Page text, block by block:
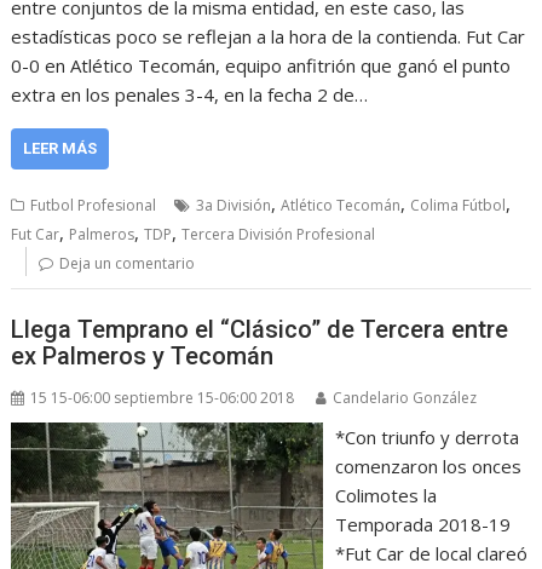
entre conjuntos de la misma entidad, en este caso, las
estadísticas poco se reflejan a la hora de la contienda. Fut Car
0-0 en Atlético Tecomán, equipo anfitrión que ganó el punto
extra en los penales 3-4, en la fecha 2 de…
LEER MÁS
Futbol Profesional 3a División,Atlético Tecomán, Colima Fútbol,
Fut Car, Palmeros,TDP,Tercera División Profesional
Deja un comentario
Llega Temprano el “Clásico” de Tercera entre
ex Palmeros y Tecomán
15 15-06:00 septiembre 15-06:00 2018 Candelario González
*Con triunfo y derrota
comenzaron los onces
Colimotes la
Temporada 2018-19
*Fut Car de local clareó